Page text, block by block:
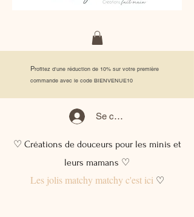
Profitez d'une réduction de 10% sur votre première
commande avec le code BIENVENUE10
Se connecter
♡ Créations de douceurs pour les minis et
leurs mamans ♡
Les jolis matchy matchy c'est ici♡